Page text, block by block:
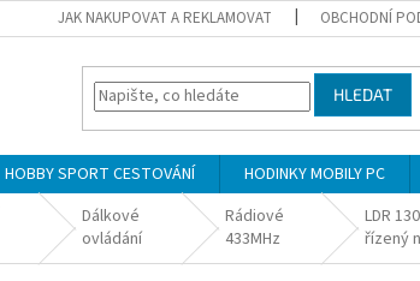
JAK NAKUPOVAT A REKLAMOVAT OBCHODNÍ
HLEDAT
HOBBY SPORT CESTOVÁNÍ HODINKY MOBILY PC
Dálkové
ovládání
Rádiové
433MHz
LDR
řízený